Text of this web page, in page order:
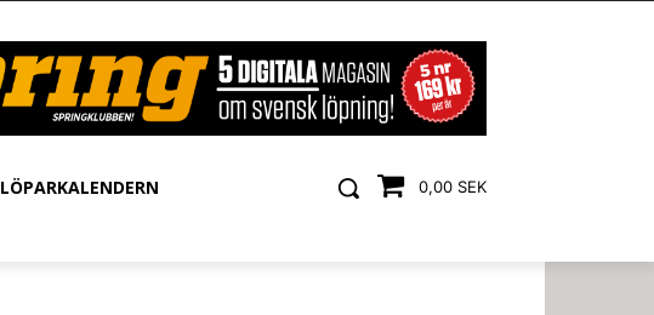
0,00 SEK
LÖPARKALENDERN